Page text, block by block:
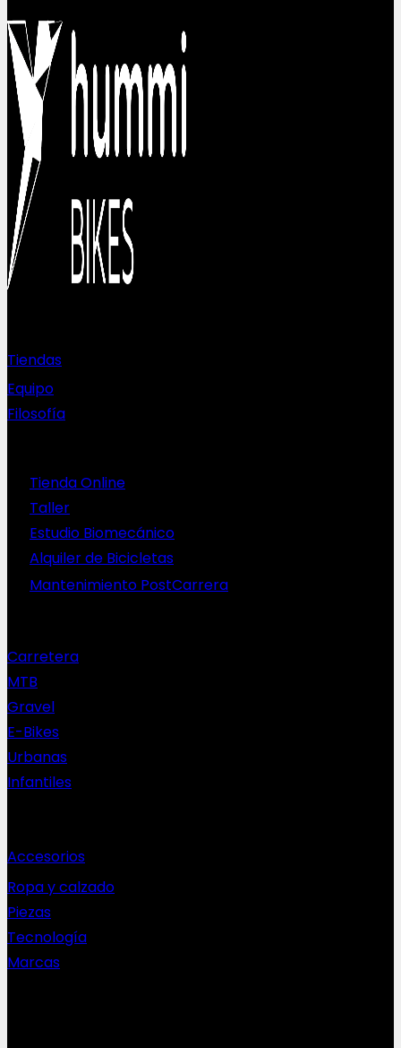
Tiendas
Equipo
Filosofía
Tienda Online
Taller
Estudio Biomecánico
Alquiler de Bicicletas
Mantenimiento PostCarrera
Carretera
MTB
Gravel
E-Bikes
Urbanas
Infantiles
Accesorios
Ropa y calzado
Piezas
Tecnología
Marcas